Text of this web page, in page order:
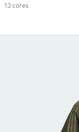
13 cores